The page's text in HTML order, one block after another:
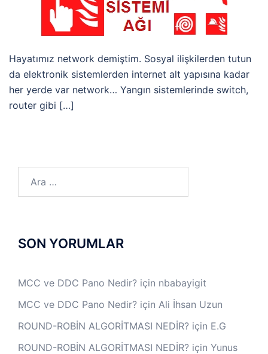
Hayatımız network demiştim. Sosyal ilişkilerden tutun
da elektronik sistemlerden internet alt yapısına kadar
her yerde var network… Yangın sistemlerinde switch,
router gibi […]
SON YORUMLAR
MCC ve DDC Pano Nedir? için nbabayigit
MCC ve DDC Pano Nedir? için Ali İhsan Uzun
ROUND-ROBİN ALGORİTMASI NEDİR? için E.G
ROUND-ROBİN ALGORİTMASI NEDİR? için Yunus